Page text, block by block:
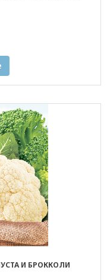
И БРОККОЛИ